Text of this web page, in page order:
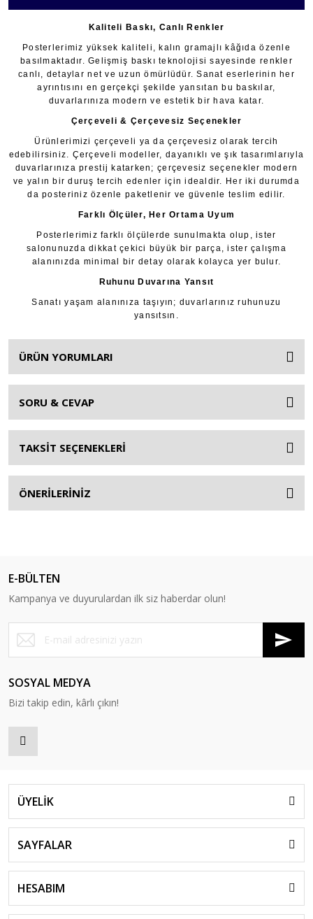
Kaliteli Baskı, Canlı Renkler
Posterlerimiz yüksek kaliteli, kalın gramajlı kâğıda özenle
basılmaktadır. Gelişmiş baskı teknolojisi sayesinde renkler
canlı, detaylar net ve uzun ömürlüdür. Sanat eserlerinin her
ayrıntısını en gerçekçi şekilde yansıtan bu baskılar,
duvarlarınıza modern ve estetik bir hava katar.
Çerçeveli & Çerçevesiz Seçenekler
Ürünlerimizi çerçeveli ya da çerçevesiz olarak tercih
edebilirsiniz. Çerçeveli modeller, dayanıklı ve şık tasarımlarıyla
duvarlarınıza prestij katarken; çerçevesiz seçenekler modern
ve yalın bir duruş tercih edenler için idealdir. Her iki durumda
da posteriniz özenle paketlenir ve güvenle teslim edilir.
Farklı Ölçüler, Her Ortama Uyum
Posterlerimiz farklı ölçülerde sunulmakta olup, ister
salonunuzda dikkat çekici büyük bir parça, ister çalışma
alanınızda minimal bir detay olarak kolayca yer bulur.
Ruhunu Duvarına Yansıt
Sanatı yaşam alanınıza taşıyın; duvarlarınız ruhunuzu
yansıtsın.
ÜRÜN YORUMLARI
SORU & CEVAP
TAKSİT SEÇENEKLERİ
ÖNERİLERİNİZ
E-BÜLTEN
Kampanya ve duyurulardan ilk siz haberdar olun!
SOSYAL MEDYA
Bizi takip edin, kârlı çıkın!
ÜYELİK
SAYFALAR
HESABIM